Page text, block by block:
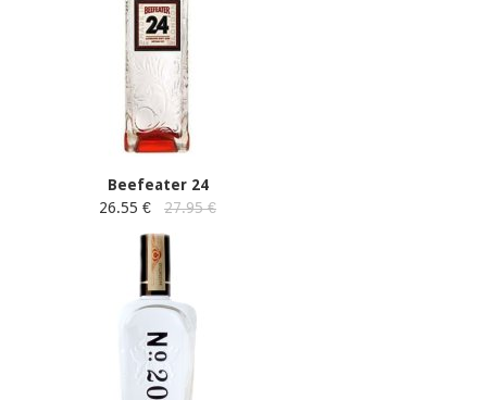
Beefeater 24
26.55 €
27.95 €